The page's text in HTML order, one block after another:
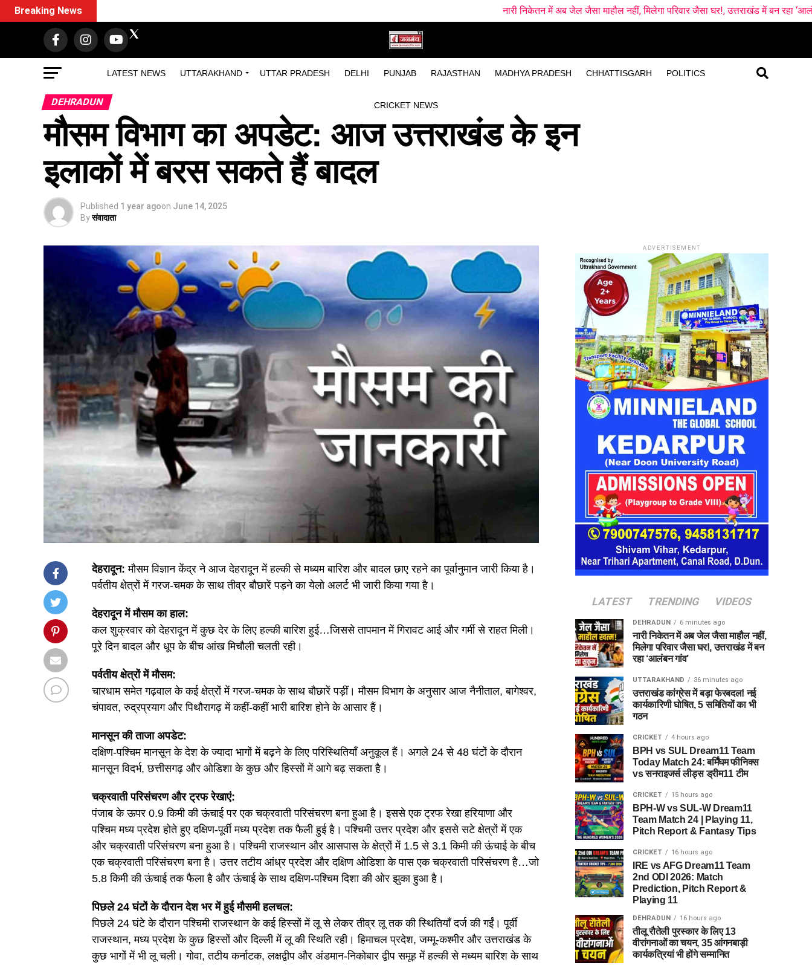
LATEST NEWS UTTARAKHAND UTTAR PRADESH DELHI PUNJAB RAJASTHAN MADHYA PRADESH CHHATTISGARH POLITICS
CRICKET NEWS
Breaking News नारी निकेतन में अब जेल जैसा माहौल नहीं, मिलेगा परिवार जैसा घर!, उत्तराखंड में बन रहा ‘आलंबन गांव’
DEHRADUN
मौसम विभाग का अपडेट: आज उत्तराखंड के इन
इलाकों में बरस सकते हैं बादल
Published 1 year agoon June 14, 2025
Byसंवादाता
देहरादून: मौसम विज्ञान केंद्र ने आज देहरादून में हल्की से मध्यम बारिश और बादल छाए रहने का पूर्वानुमान जारी किया है।
पर्वतीय क्षेत्रों में गरज-चमक के साथ तीव्र बौछारें पड़ने का येलो अलर्ट भी जारी किया गया है।
देहरादून में मौसम का हाल:
कल शुक्रवार को देहरादून में कुछ देर के लिए हल्की बारिश हुई…जिससे तापमान में गिरावट आई और गर्मी से राहत मिली।
पूरे दिन बादल और धूप के बीच आंख मिचौली चलती रही।
पर्वतीय क्षेत्रों में मौसम:
चारधाम समेत गढ़वाल के कई क्षेत्रों में गरज-चमक के साथ बौछारें पड़ीं। मौसम विभाग के अनुसार आज नैनीताल, बागेश्वर,
चंपावत, रुद्रप्रयाग और पिथौरागढ़ में कहीं-कहीं भारी बारिश होने के आसार हैं।
मानसून की ताजा अपडेट:
दक्षिण-पश्चिम मानसून के देश के ज्यादा भागों में बढ़ने के लिए परिस्थितियाँ अनुकूल हैं। अगले 24 से 48 घंटों के दौरान
मानसून विदर्भ, छत्तीसगढ़ और ओडिशा के कुछ और हिस्सों में आगे बढ़ सकता है।
चक्रवाती परिसंचरण और ट्रफ रेखाएं:
पंजाब के ऊपर 0.9 किमी की ऊंचाई पर एक चक्रवाती परिसंचरण बना हुआ है। इससे एक ट्रफ रेखा हरियाणा और
पश्चिम मध्य प्रदेश होते हुए दक्षिण-पूर्वी मध्य प्रदेश तक फैली हुई है। पश्चिमी उत्तर प्रदेश और इससे सटे क्षेत्रों में एक
और चक्रवाती परिसंचरण बना हुआ है। पश्चिमी राजस्थान और आसपास के क्षेत्रों में 1.5 से 3.1 किमी की ऊंचाई के बीच
एक चक्रवाती परिसंचरण बना है। उत्तर तटीय आंध्र प्रदेश और दक्षिण ओडिशा के पास एक चक्रवाती परिसंचरण है…जो
5.8 किमी की ऊंचाई तक फैला है और ऊंचाई के साथ दक्षिण-पश्चिम दिशा की ओर झुका हुआ है।
पिछले 24 घंटों के दौरान देश भर में हुई मौसमी हलचल:
पिछले 24 घंटे के दौरान पश्चिमी राजस्थान के कई हिस्सों में लू से लेकर तीव्र लू तक की स्थितियाँ दर्ज की गईं। पूर्वी
राजस्थान, मध्य प्रदेश के कुछ हिस्सों और दिल्ली में लू की स्थिति रही। हिमाचल प्रदेश, जम्मू-कश्मीर और उत्तराखंड के
कुछ भागों में भी लू चली। गोवा, तटीय कर्नाटक, लक्षद्वीप और अंडमान-निकोबार द्वीप समूह में हल्की से मध्यम बारिश के साथ
ADVERTISEMENT
LATEST TRENDING VIDEOS
DEHRADUN 6 minutes ago
नारी निकेतन में अब जेल जैसा माहौल नहीं,
मिलेगा परिवार जैसा घर!, उत्तराखंड में बन
रहा ‘आलंबन गांव’
UTTARAKHAND 36 minutes ago
उत्तराखंड कांग्रेस में बड़ा फेरबदल! नई
कार्यकारिणी घोषित, 5 समितियों का भी
गठन
CRICKET 4 hours ago
BPH vs SUL Dream11 Team
Today Match 24: बर्मिंघम फीनिक्स
vs सनराइजर्स लीड्स ड्रीम11 टीम
CRICKET 15 hours ago
BPH-W vs SUL-W Dream11
Team Match 24 | Playing 11,
Pitch Report & Fantasy Tips
CRICKET 16 hours ago
IRE vs AFG Dream11 Team
2nd ODI 2026: Match
Prediction, Pitch Report &
Playing 11
DEHRADUN 16 hours ago
तीलू रौतेली पुरस्कार के लिए 13
वीरांगनाओं का चयन, 35 आंगनबाड़ी
कार्यकत्रियां भी होंगे सम्मानित